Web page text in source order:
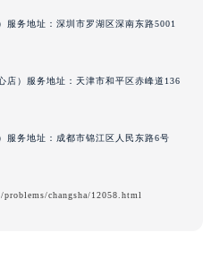
服务地址：深圳市罗湖区深南东路5001
店）服务地址：天津市和平区赤峰道136
服务地址：成都市锦江区人民东路6号
changsha/12058.html